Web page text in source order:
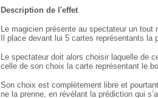
Description de l'effet
Le magicien présente au spectateur un
Il place devant lui 5 cartes représentants
Le spectateur doit alors choisir laquelle de
celle de son choix la carte représentant le
Son choix est complètement libre et
ne la prenne, en révélant la prédiction qui